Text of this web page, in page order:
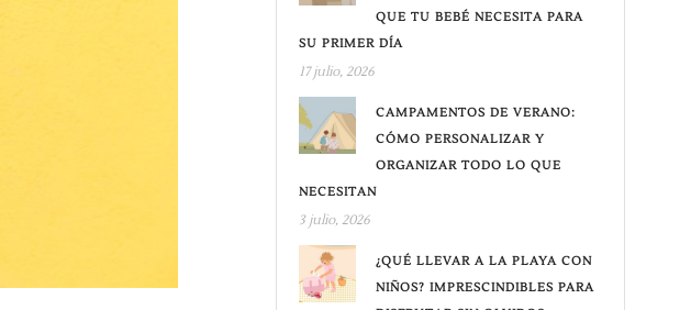
QUE TU BEBÉ NECESITA PARA
SU PRIMER DÍA
17 julio, 2026
CAMPAMENTOS DE VERANO:
CÓMO PERSONALIZAR Y
ORGANIZAR TODO LO QUE
NECESITAN
3 julio, 2026
¿QUÉ LLEVAR A LA PLAYA CON
NIÑOS? IMPRESCINDIBLES PARA